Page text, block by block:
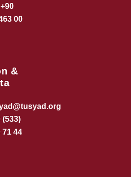
00
&
(533)
71 44